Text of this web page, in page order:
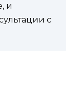
и
с